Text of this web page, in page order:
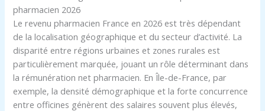
pharmacien 2026
Le revenu pharmacien France en 2026 est très dépendant
de la localisation géographique et du secteur d’activité. La
disparité entre régions urbaines et zones rurales est
particulièrement marquée, jouant un rôle déterminant dans
la rémunération net pharmacien. En Île-de-France, par
exemple, la densité démographique et la forte concurrence
entre officines génèrent des salaires souvent plus élevés,